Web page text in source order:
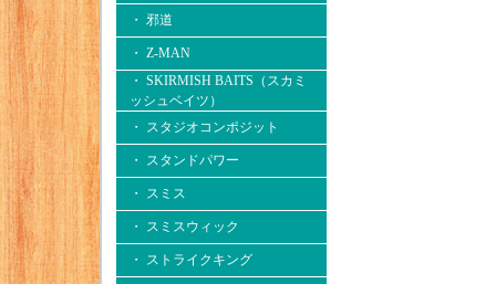
・ 邪道
・ Z-MAN
・ SKIRMISH BAITS（スカミ
ッシュベイツ）
・ スタジオコンポジット
・ スタンドパワー
・ スミス
・ スミスウィック
・ ストライクキング